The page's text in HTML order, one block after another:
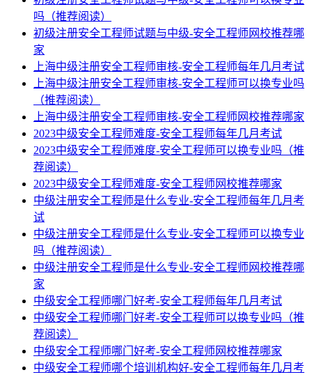
吗（推荐阅读）
初级注册安全工程师试题与中级-安全工程师网校推荐哪
家
上海中级注册安全工程师审核-安全工程师每年几月考试
上海中级注册安全工程师审核-安全工程师可以换专业吗
（推荐阅读）
上海中级注册安全工程师审核-安全工程师网校推荐哪家
2023中级安全工程师难度-安全工程师每年几月考试
2023中级安全工程师难度-安全工程师可以换专业吗（推
荐阅读）
2023中级安全工程师难度-安全工程师网校推荐哪家
中级注册安全工程师是什么专业-安全工程师每年几月考
试
中级注册安全工程师是什么专业-安全工程师可以换专业
吗（推荐阅读）
中级注册安全工程师是什么专业-安全工程师网校推荐哪
家
中级安全工程师哪门好考-安全工程师每年几月考试
中级安全工程师哪门好考-安全工程师可以换专业吗（推
荐阅读）
中级安全工程师哪门好考-安全工程师网校推荐哪家
中级安全工程师哪个培训机构好-安全工程师每年几月考